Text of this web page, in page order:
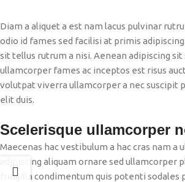
Diam a aliquet a est nam lacus pulvinar
odio id fames sed facilisi at primis
sit tellus rutrum a nisi. Aenean adipiscing
ullamcorper fames ac inceptos est risus
volutpat viverra ullamcorper a nec suscipit
elit duis.
Scelerisque ullamcorper
Maecenas hac vestibulum a hac cras nam a
adipiscing aliquam ornare sed ullamcorper
fringilla condimentum quis potenti sodales